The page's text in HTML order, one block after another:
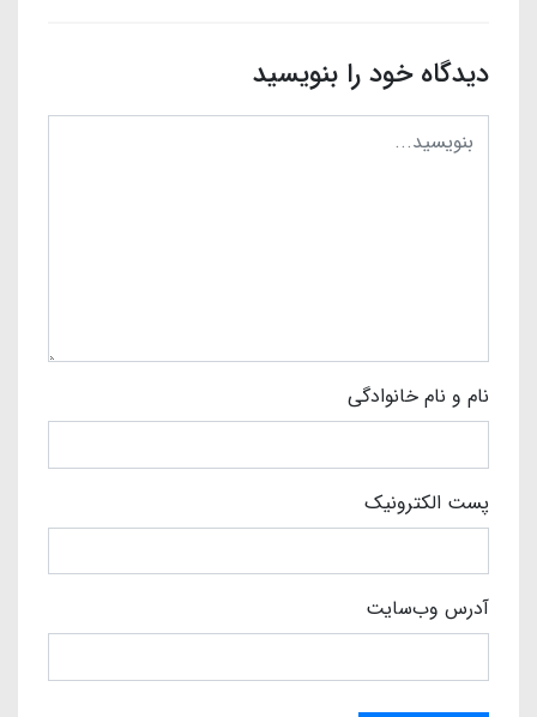
دیدگاه خود را بنویسید
نام و نام خانوادگی
پست الکترونیک
آدرس وب‌سایت